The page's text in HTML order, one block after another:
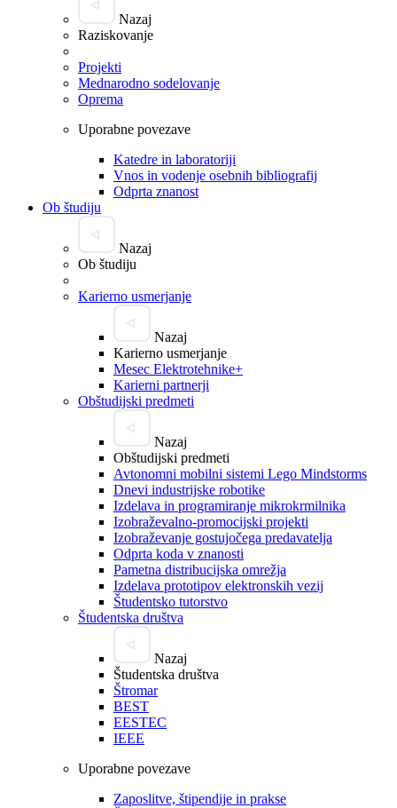
Nazaj
Raziskovanje
Projekti
Mednarodno sodelovanje
Oprema
Uporabne povezave
Katedre in laboratoriji
Vnos in vodenje osebnih bibliografij
Odprta znanost
Ob študiju
Nazaj
Ob študiju
Karierno usmerjanje
Nazaj
Karierno usmerjanje
Mesec Elektrotehnike+
Karierni partnerji
Obštudijski predmeti
Nazaj
Obštudijski predmeti
Avtonomni mobilni sistemi Lego Mindstorms
Dnevi industrijske robotike
Izdelava in programiranje mikrokrmilnika
Izobraževalno-promocijski projekti
Izobraževanje gostujočega predavatelja
Odprta koda v znanosti
Pametna distribucijska omrežja
Izdelava prototipov elektronskih vezij
Študentsko tutorstvo
Študentska društva
Nazaj
Študentska društva
Štromar
BEST
EESTEC
IEEE
Uporabne povezave
Zaposlitve, štipendije in prakse